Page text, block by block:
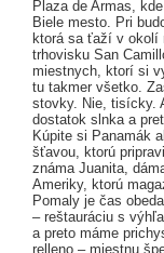
Plaza de Armas,
Biele mesto. Pri
ktorá sa ťaží v okolí
trhovisku San
miestnych, ktorí si
tu takmer všetko.
stovky. Nie, tisícky.
dostatok slnka a
Kúpite si Panamák
šťavou, ktorú
známa Juanita,
Ameriky, ktorú
Pomaly je čas
– reštauráciu s
a preto máme
relleno – miestnu